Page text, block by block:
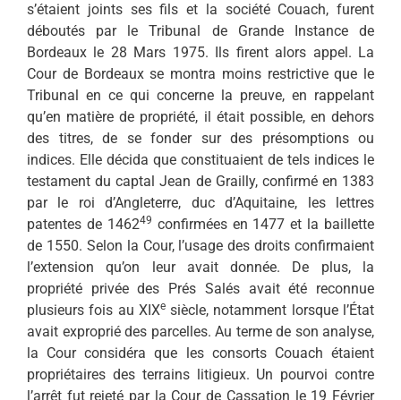
s’étaient joints ses fils et la société Couach, furent
déboutés par le Tribunal de Grande Instance de
Bordeaux le 28 Mars 1975. Ils firent alors appel. La
Cour de Bordeaux se montra moins restrictive que le
Tribunal en ce qui concerne la preuve, en rappelant
qu’en matière de propriété, il était possible, en dehors
des titres, de se fonder sur des présomptions ou
indices. Elle décida que constituaient de tels indices le
testament du captal Jean de Grailly, confirmé en 1383
par le roi d’Angleterre, duc d’Aquitaine, les lettres
patentes de 146249 confirmées en 1477 et la baillette
de 1550. Selon la Cour, l’usage des droits confirmaient
l’extension qu’on leur avait donnée. De plus, la
propriété privée des Prés Salés avait été reconnue
plusieurs fois au XIXesiècle, notamment lorsque l’État
avait exproprié des parcelles. Au terme de son analyse,
la Cour considéra que les consorts Couach étaient
propriétaires des terrains litigieux. Un pourvoi contre
l’arrêt fut rejeté par la Cour de Cassation le 19 Février